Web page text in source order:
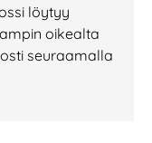
löytyy
oikealta
seuraamalla